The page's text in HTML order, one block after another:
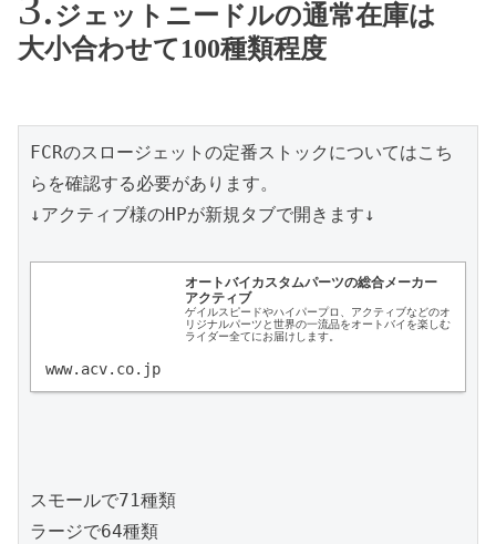
ジェットニードルの通常在庫は
大小合わせて100種類程度
FCRのスロージェットの定番ストックについてはこち
らを確認する必要があります。
↓アクティブ様のHPが新規タブで開きます↓
オートバイカスタムパーツの総合メーカー
アクティブ
ゲイルスピードやハイパープロ、アクティブなどのオ
リジナルパーツと世界の一流品をオートバイを楽しむ
ライダー全てにお届けします。
www.acv.co.jp
スモールで71種類
ラージで64種類